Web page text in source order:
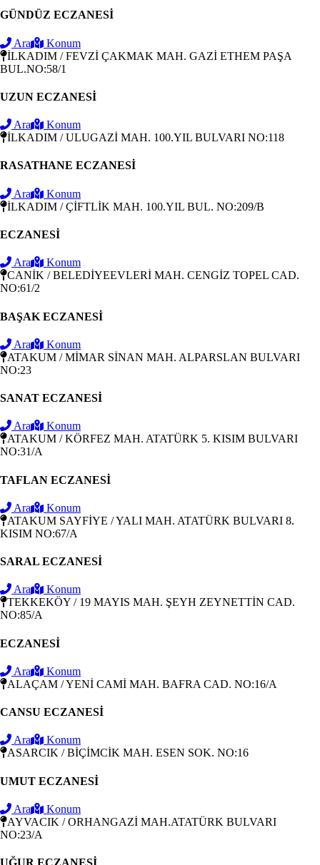
GÜNDÜZ ECZANESİ
Ara
Konum
İLKADIM / FEVZİ ÇAKMAK MAH. GAZİ ETHEM PAŞA
BUL.NO:58/1
UZUN ECZANESİ
Ara
Konum
İLKADIM / ULUGAZİ MAH. 100.YIL BULVARI NO:118
RASATHANE ECZANESİ
Ara
Konum
İLKADIM / ÇİFTLİK MAH. 100.YIL BUL. NO:209/B
ECZANESİ
Ara
Konum
CANİK / BELEDİYEEVLERİ MAH. CENGİZ TOPEL CAD.
NO:61/2
BAŞAK ECZANESİ
Ara
Konum
ATAKUM / MİMAR SİNAN MAH. ALPARSLAN BULVARI
NO:23
SANAT ECZANESİ
Ara
Konum
ATAKUM / KÖRFEZ MAH. ATATÜRK 5. KISIM BULVARI
NO:31/A
TAFLAN ECZANESİ
Ara
Konum
ATAKUM SAYFİYE / YALI MAH. ATATÜRK BULVARI 8.
KISIM NO:67/A
SARAL ECZANESİ
Ara
Konum
TEKKEKÖY / 19 MAYIS MAH. ŞEYH ZEYNETTİN CAD.
NO:85/A
ECZANESİ
Ara
Konum
ALAÇAM / YENİ CAMİ MAH. BAFRA CAD. NO:16/A
CANSU ECZANESİ
Ara
Konum
ASARCIK / BİÇİMCİK MAH. ESEN SOK. NO:16
UMUT ECZANESİ
Ara
Konum
AYVACIK / ORHANGAZİ MAH.ATATÜRK BULVARI
NO:23/A